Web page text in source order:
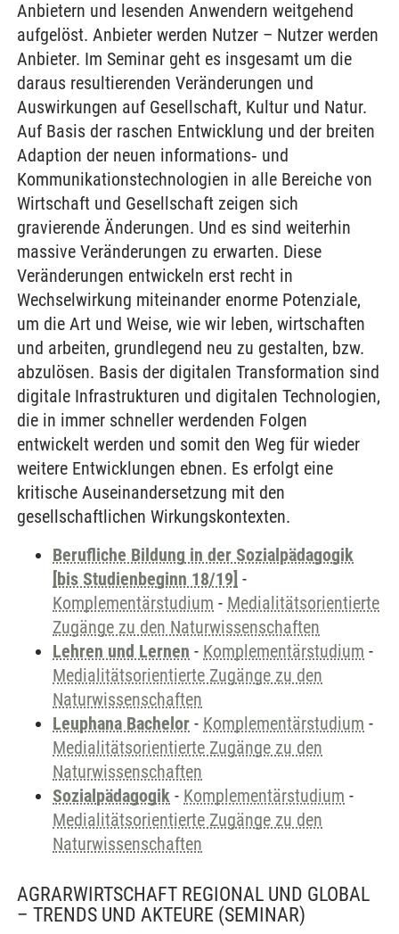
Anbietern und lesenden Anwendern weitgehend
aufgelöst. Anbieter werden Nutzer – Nutzer werden
Anbieter. Im Seminar geht es insgesamt um die
daraus resultierenden Veränderungen und
Auswirkungen auf Gesellschaft, Kultur und Natur.
Auf Basis der raschen Entwicklung und der breiten
Adaption der neuen informations‐ und
Kommunikationstechnologien in alle Bereiche von
Wirtschaft und Gesellschaft zeigen sich
gravierende Änderungen. Und es sind weiterhin
massive Veränderungen zu erwarten. Diese
Veränderungen entwickeln erst recht in
Wechselwirkung miteinander enorme Potenziale,
um die Art und Weise, wie wir leben, wirtschaften
und arbeiten, grundlegend neu zu gestalten, bzw.
abzulösen. Basis der digitalen Transformation sind
digitale Infrastrukturen und digitalen Technologien,
die in immer schneller werdenden Folgen
entwickelt werden und somit den Weg für wieder
weitere Entwicklungen ebnen. Es erfolgt eine
kritische Auseinandersetzung mit den
gesellschaftlichen Wirkungskontexten.
Berufliche Bildung in der Sozialpädagogik
[bis Studienbeginn 18/19] -
Komplementärstudium - Medialitätsorientierte
Zugänge zu den Naturwissenschaften
Lehren und Lernen - Komplementärstudium -
Medialitätsorientierte Zugänge zu den
Naturwissenschaften
Leuphana Bachelor - Komplementärstudium -
Medialitätsorientierte Zugänge zu den
Naturwissenschaften
Sozialpädagogik - Komplementärstudium -
Medialitätsorientierte Zugänge zu den
Naturwissenschaften
AGRARWIRTSCHAFT REGIONAL UND GLOBAL
– TRENDS UND AKTEURE (SEMINAR)